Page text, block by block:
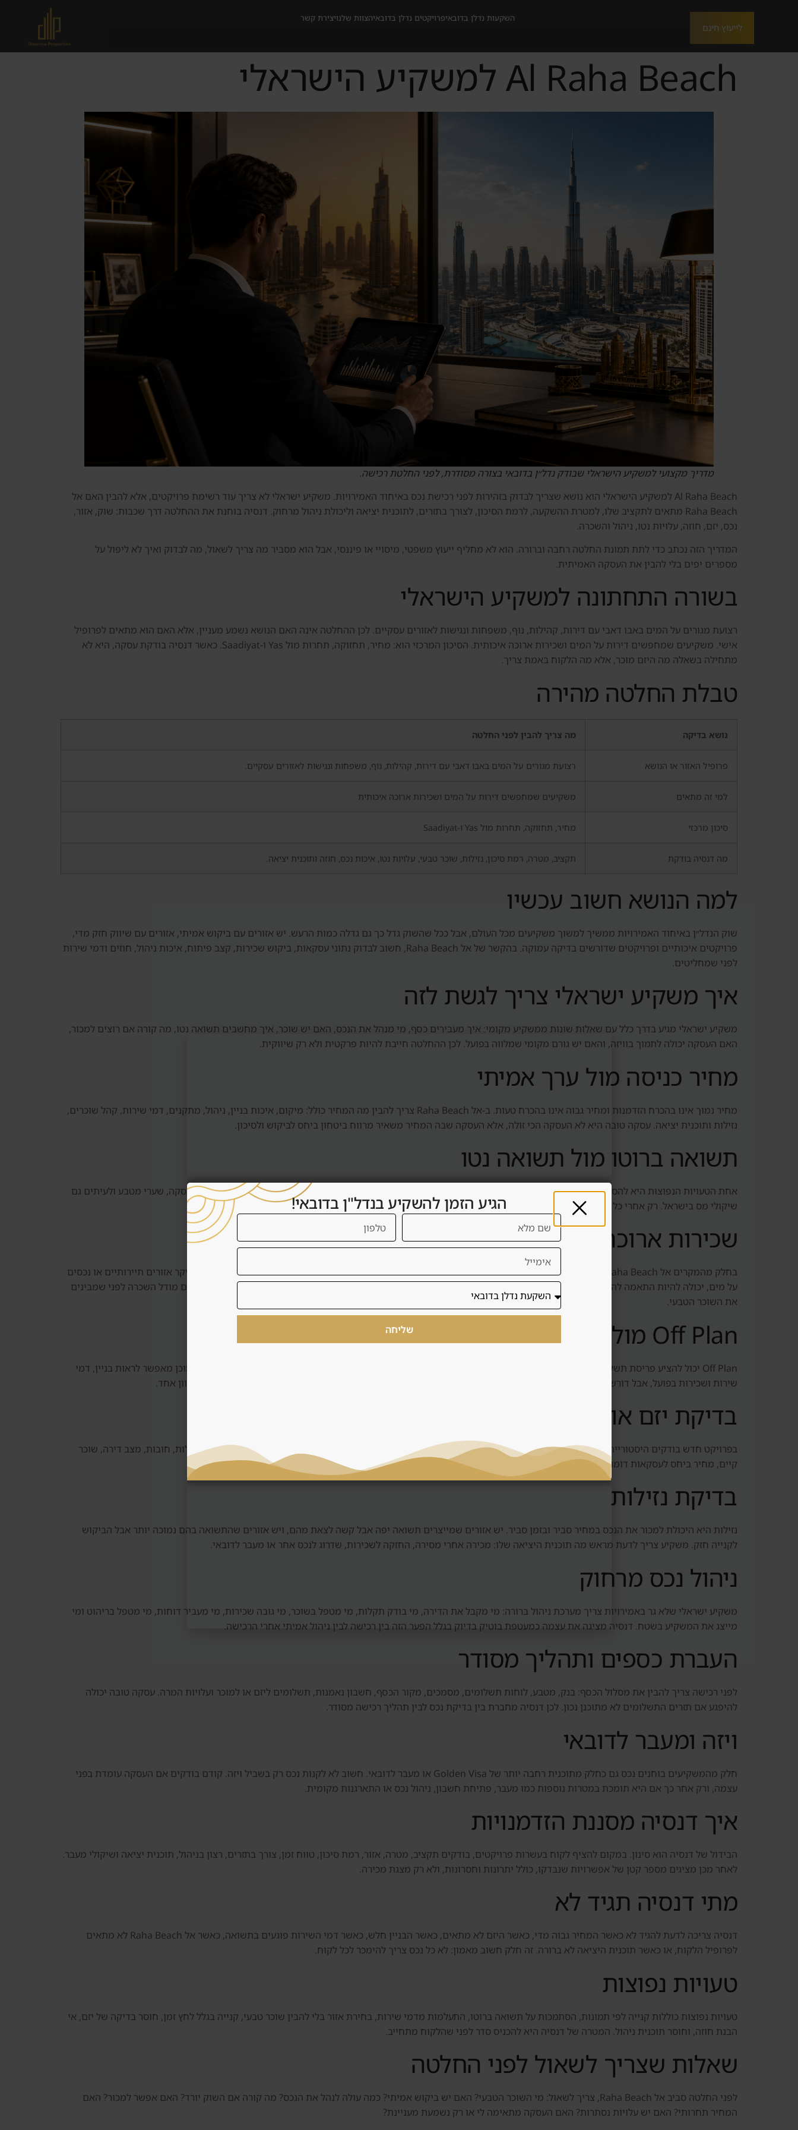
השקעות נדלן בדובאיפרויקטים נדלן בדובאיהצוות שלנויצירת קשר
לייעוץ חינם
Al Raha Beach למשקיע הישראלי
מדריך מקצועי למשקיע הישראלי שבודק נדל״ן בדובאי בצורה מסודרת, לפני החלטת רכישה.
Al Raha Beach למשקיע הישראלי הוא נושא שצריך לבדוק בזהירות לפני רכישת נכס באיחוד האמירויות. משקיע ישראלי לא צריך עוד רשימת פרויקטים, אלא להבין האם אל
Raha Beach מתאים לתקציב שלו, למטרת ההשקעה, לרמת הסיכון, לצורך בתזרים, לתוכנית יציאה וליכולת ניהול מרחוק. דנסיה בוחנת את ההחלטה דרך שכבות: שוק, אזור,
נכס, יזם, חוזה, עלויות נטו, ניהול והשכרה.
המדריך הזה נכתב כדי לתת תמונת החלטה רחבה וברורה. הוא לא מחליף ייעוץ משפטי, מיסויי או פיננסי, אבל הוא מסביר מה צריך לשאול, מה לבדוק ואיך לא ליפול על
מספרים יפים בלי להבין את העסקה האמיתית.
בשורה התחתונה למשקיע הישראלי
רצועת מגורים על המים באבו דאבי עם דירות, קהילות, נוף, משפחות ונגישות לאזורים עסקיים. לכן ההחלטה אינה האם הנושא נשמע מעניין, אלא האם הוא מתאים לפרופיל
אישי. משקיעים שמחפשים דירות על המים ושכירות ארוכה איכותית. הסיכון המרכזי הוא: מחיר, תחזוקה, תחרות מול Yas ו-Saadiyat. כאשר דנסיה בודקת עסקה, היא לא
מתחילה בשאלה מה היזם מוכר, אלא מה הלקוח באמת צריך.
טבלת החלטה מהירה
נושא בדיקה מה צריך להבין לפני החלטה
פרופיל האזור או הנושא רצועת מגורים על המים באבו דאבי עם דירות, קהילות, נוף, משפחות ונגישות לאזורים עסקיים.
למי זה מתאים משקיעים שמחפשים דירות על המים ושכירות ארוכה איכותית
סיכון מרכזי מחיר, תחזוקה, תחרות מול Yas ו-Saadiyat
מה דנסיה בודקת תקציב, מטרה, רמת סיכון, נזילות, שוכר טבעי, עלויות נטו, איכות נכס, חוזה ותוכנית יציאה.
למה הנושא חשוב עכשיו
שוק הנדל״ן באיחוד האמירויות ממשיך למשוך משקיעים מכל העולם, אבל ככל שהשוק גדל כך גם גדלה כמות הרעש. יש אזורים עם ביקוש אמיתי, אזורים עם שיווק חזק מדי,
פרויקטים איכותיים ופרויקטים שדורשים בדיקה עמוקה. בהקשר של אל Raha Beach, חשוב לבדוק נתוני עסקאות, ביקוש שכירות, קצב פיתוח, איכות ניהול, חוזים ודמי שירות
לפני שמחליטים.
איך משקיע ישראלי צריך לגשת לזה
משקיע ישראלי מגיע בדרך כלל עם שאלות שונות ממשקיע מקומי: איך מעבירים כסף, מי מנהל את הנכס, האם יש שוכר, איך מחשבים תשואה נטו, מה קורה אם רוצים למכור,
האם העסקה יכולה לתמוך בוויזה, והאם יש גורם מקומי שמלווה בפועל. לכן ההחלטה חייבת להיות פרקטית ולא רק שיווקית.
מחיר כניסה מול ערך אמיתי
מחיר נמוך אינו בהכרח הזדמנות ומחיר גבוה אינו בהכרח טעות. ב-אל Raha Beach צריך להבין מה המחיר כולל: מיקום, איכות בניין, ניהול, מתקנים, דמי שירות, קהל שוכרים,
נזילות ותוכנית יציאה. עסקה טובה היא לא העסקה הכי זולה, אלא העסקה שבה המחיר משאיר מרווח ביטחון ביחס לביקוש ולסיכון.
תשואה ברוטו מול תשואה נטו
אחת הטעויות הנפוצות היא להסתכל על תשואה ברוטו. תשואה נטו כוללת דמי שירות, ניהול, תחזוקה, ריהוט, תקופות ריקות, תיקונים, עלויות עסקה, שערי מטבע ולעיתים גם
שיקולי מס בישראל. רק אחרי כל אלה אפשר להבין אם העסקה באמת משרתת את המשקיע.
שכירות ארוכה מול שכירות קצרה
בחלק מהמקרים אל Raha Beach מתאים יותר לשכירות ארוכה: שוכר יציב, פחות תפעול, פחות שחיקה ותזרים צפוי יותר. במקרים אחרים, בעיקר אזורים תיירותיים או נכסים
על מים, יכולה להיות התאמה להשכרה קצרה. אבל השכרה קצרה דורשת רישוי, ריהוט, ניהול, ניקיון, שירות אורחים, תפוסה וביקורות. לא בוחרים מודל השכרה לפני שמבינים
את השוכר הטבעי.
Off Plan מול נכס מוכן
Off Plan יכול להציע פריסת תשלומים, כניסה מוקדמת ופוטנציאל עליית ערך, אבל הוא כולל סיכון מסירה, איכות יזם ותלות בשוק עתידי. נכס מוכן מאפשר לראות בניין, דמי
שירות ושכירות בפועל, אבל דורש יותר הון ראשוני ולעיתים פחות גמישות במחיר. דנסיה משווה בין שתי האפשרויות ולא דוחפת אוטומטית לכיוון אחד.
בדיקת יזם או מוכר
בפרויקט חדש בודקים היסטוריית מסירות, איכות בנייה, חשבון נאמנות, חוזה, תוכנית תשלומים, סטנדרט גמר ומוניטין. בשוק משני בודקים בעלות, חובות, מצב דירה, שוכר
קיים, מחיר ביחס לעסקאות דומות וזמן מכירה ממוצע. בלי בדיקה כזאת, גם אזור טוב יכול להפוך לעסקה חלשה.
בדיקת נזילות
נזילות היא היכולת למכור את הנכס במחיר סביר ובזמן סביר. יש אזורים שמייצרים תשואה יפה אבל קשה לצאת מהם, ויש אזורים שהתשואה בהם נמוכה יותר אבל הביקוש
לקנייה חזק. משקיע צריך לדעת מראש מה תוכנית היציאה שלו: מכירה אחרי מסירה, החזקה לשכירות, שדרוג לנכס אחר או מעבר לדובאי.
ניהול נכס מרחוק
משקיע ישראלי שלא גר באמירויות צריך מערכת ניהול ברורה: מי מקבל את הדירה, מי בודק תקלות, מי מטפל בשוכר, מי גובה שכירות, מי מעביר דוחות, מי מטפל בריהוט ומי
מייצג את המשקיע בשטח. דנסיה מציגה את עצמה כמעטפת בוטיק בדיוק בגלל הפער הזה בין רכישה לבין ניהול אמיתי אחרי הרכישה.
העברת כספים ותהליך מסודר
לפני רכישה צריך להבין את מסלול הכסף: בנק, מטבע, לוחות תשלומים, מסמכים, מקור הכסף, חשבון נאמנות, תשלומים ליזם או למוכר ועלויות המרה. עסקה טובה יכולה
להיפגע אם תזרים התשלומים לא מתוכנן נכון. לכן דנסיה מחברת בין בדיקת נכס לבין תהליך רכישה מסודר.
ויזה ומעבר לדובאי
חלק מהמשקיעים בוחנים נכס גם כחלק מתוכנית רחבה יותר של Golden Visa או מעבר לדובאי. חשוב לא לקנות נכס רק בשביל ויזה. קודם בודקים אם העסקה עומדת בפני
עצמה, ורק אחר כך אם היא תומכת במטרות נוספות כמו מעבר, פתיחת חשבון, ניהול נכס או התארגנות מקומית.
איך דנסיה מסננת הזדמנויות
הבידול של דנסיה הוא סינון. במקום להציף לקוח בעשרות פרויקטים, בודקים תקציב, מטרה, אזור, רמת סיכון, טווח זמן, צורך בתזרים, רצון בניהול, תוכנית יציאה ושיקולי מעבר.
לאחר מכן מציגים מספר קטן של אפשרויות שנבדקו, כולל יתרונות וחסרונות, ולא רק מצגת מכירה.
מתי דנסיה תגיד לא
דנסיה צריכה לדעת להגיד לא כאשר המחיר גבוה מדי, כאשר היזם לא מתאים, כאשר הבניין חלש, כאשר דמי השירות פוגעים בתשואה, כאשר אל Raha Beach לא מתאים
לפרופיל הלקוח, או כאשר תוכנית היציאה לא ברורה. זה חלק חשוב מאמון: לא כל נכס צריך להימכר לכל לקוח.
טעויות נפוצות
טעויות נפוצות כוללות קנייה לפי תמונות, הסתמכות על תשואה ברוטו, התעלמות מדמי שירות, בחירת אזור בלי להבין שוכר טבעי, קנייה בגלל לחץ זמן, חוסר בדיקה של יזם, אי
הבנת חוזה, וחוסר תוכנית ניהול. המטרה של דנסיה היא להכניס סדר לפני שהלקוח מתחייב.
שאלות שצריך לשאול לפני החלטה
לפני החלטה סביב אל Raha Beach, צריך לשאול: מי השוכר הטבעי? האם יש ביקוש אמיתי? כמה עולה לנהל את הנכס? מה קורה אם השוק יורד? האם אפשר למכור? האם
המחיר תחרותי? האם יש עלויות נסתרות? האם העסקה מתאימה לי או רק נשמעת מעניינת?
הגיע הזמן להשקיע בנדל"ן בדובאי!
שליחה